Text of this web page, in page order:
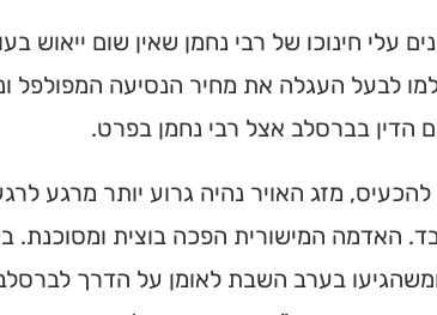
עלי חינוכו של רבי נחמן שאין שום
לבעל העגלה את מחיר הנסיעה המפולפל
הדין בברסלב אצל רבי נחמן בפרט.
מזג האויר נהיה גרוע יותר מרגע
האדמה המישורית הפכה בוצית ומסוכנת.
בערב השבת לאומן על הדרך